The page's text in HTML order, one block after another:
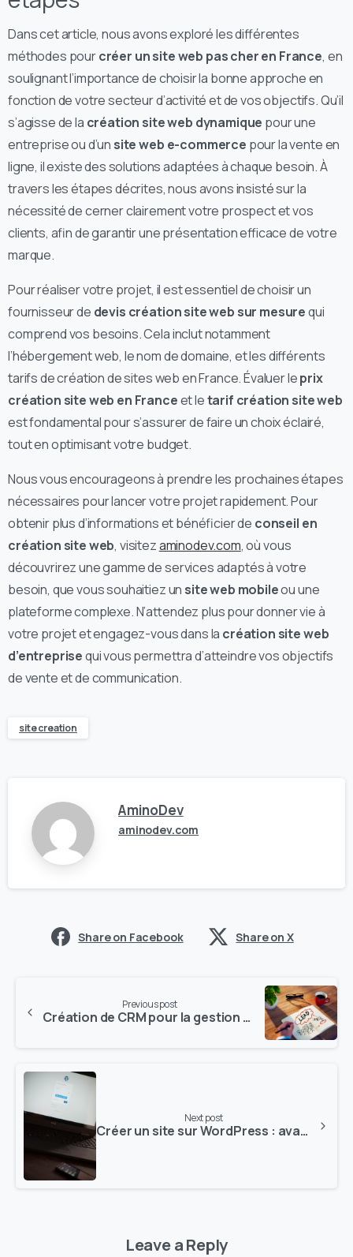
Dans cet article, nous avons exploré les différentes
méthodes pourcréer un site web pas cher en France, en
soulignant l’importance de choisir la bonne approche en
fonction de votre secteur d’activité et de vos objectifs. Qu’il
s’agisse de la création site web dynamique pour une
entreprise ou d’un site web e-commerce pour la vente en
ligne, il existe des solutions adaptées à chaque besoin. À
travers les étapes décrites, nous avons insisté sur la
nécessité de cerner clairement votre prospect et vos
clients, afin de garantir une présentation efficace de votre
marque.
Pour réaliser votre projet, il est essentiel de choisir un
fournisseur de devis création site web sur mesurequi
comprend vos besoins. Cela inclut notamment
l’hébergement web, le nom de domaine, et les différents
tarifs de création de sites web en France. Évaluer leprix
création site web en Franceet letarif création site web
est fondamental pour s’assurer de faire un choix éclairé,
tout en optimisant votre budget.
Nous vous encourageons à prendre les prochaines étapes
nécessaires pour lancer votre projet rapidement. Pour
obtenir plus d’informations et bénéficier de conseil en
création site web, visitezaminodev.com, où vous
découvrirez une gamme de services adaptés à votre
besoin, que vous souhaitiez un site web mobileou une
plateforme complexe. N’attendez plus pour donner vie à
votre projet et engagez-vous dans la création site web
d’entreprisequi vous permettra d’atteindre vos objectifs
de vente et de communication.
site creation
AminoDev
aminodev.com
Share on Facebook Share on X
Previous post
Création de CRM pour la gestion de leads d’assurances en France
Next post
Créer un site sur WordPress : avantages et inconvénients avec Aminodev.com
Leave a Reply